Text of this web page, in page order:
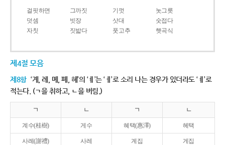
걸핏하면 그까짓 기껏
놋그릇
덧셈
빗장 삿대
숫접다
자칫
짓밟다 풋고추 햇곡식
제4절 모음
제8항 ‘계, 례, 몌, 폐, 혜’의 ‘ㅖ’는 ‘ㅔ’로 소리 나는 경우가 있더라도 ‘ㅖ’로
적는다. (ㄱ을 취하고, ㄴ을 버림.)
ㄱ ㄴ ㄱ ㄴ
계수(桂樹) 게수 혜택(惠澤) 헤택
사례(謝禮) 사레 계집 게집